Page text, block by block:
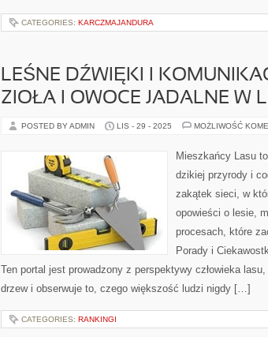
CATEGORIES: KARCZMAJANDURA
LEŚNE DŹWIĘKI I
ZIOŁA I OWOCE JADALNE W
POSTED BY ADMIN LIS - 29 - 2025 MOŻLIWOŚĆ
Mieszkańcy Lasu
dzikiej przyrody i
zakątek sieci, w
opowieści o lesie,
procesach, które
Porady i
Ten portal jest prowadzony z perspektywy człowieka
drzew i obserwuje to, czego większość ludzi nigdy […]
CATEGORIES: RANKINGI